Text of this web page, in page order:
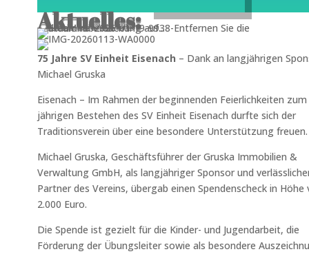
Aktuelles:
75 Jahre SV Einheit Eisenach – Dank an langjährigen
Michael Gruska
Eisenach – Im Rahmen der beginnenden Feierlichkeiten
jährigen Bestehen des SV Einheit Eisenach durfte sich der
Traditionsverein über eine besondere Unterstützung freuen.
Michael Gruska, Geschäftsführer der Gruska Immobilien &
Verwaltung GmbH, als langjähriger Sponsor und
Partner des Vereins, übergab einen Spendenscheck in Höhe
2.000 Euro.
Die Spende ist gezielt für die Kinder- und Jugendarbeit, die
Förderung der Übungsleiter sowie als besondere